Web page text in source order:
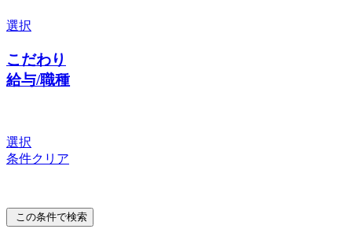
選択
こだわり
給与/職種
選択
条件クリア
この条件で検索